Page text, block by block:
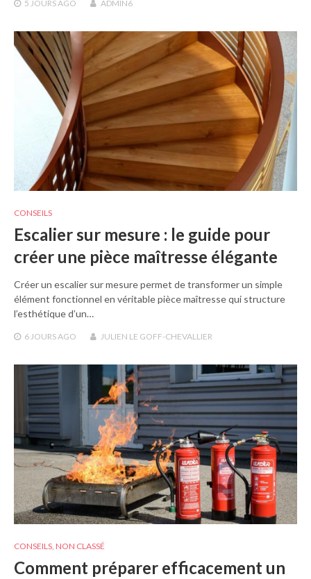
5 JOURSAGO ADMIN6
CONSEILS
Escalier sur mesure : le guide pour
créer une pièce maîtresse élégante
Créer un escalier sur mesure permet de transformer un simple
élément fonctionnel en véritable pièce maîtresse qui structure
l’esthétique d’un…
6 JOURSAGO JULIEN LE GOFF-CHEVALLIER
CONSEILS, NON CLASSÉ
Comment préparer efficacement un